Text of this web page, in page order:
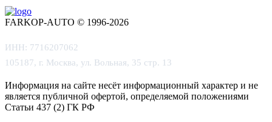
FARKOP-AUTO © 1996-2026
ИНН: 7716207062
105187, г. Москва, ул. Вольная, 35 стр. 13
Информация на сайте несёт информационный характер и не
является публичной офертой, определяемой положениями
Статьи 437 (2) ГК РФ